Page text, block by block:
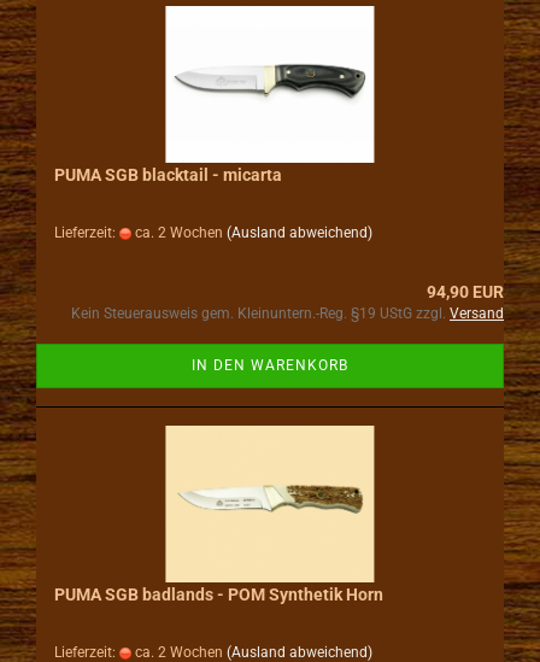
PUMA SGB blacktail - micarta
Lieferzeit: ca. 2 Wochen (Ausland abweichend)
94,90 EUR
Kein Steuerausweis gem. Kleinuntern.-Reg. §19 UStG zzgl. Versand
IN DEN WARENKORB
PUMA SGB badlands - POM Synthetik Horn
Lieferzeit: ca. 2 Wochen (Ausland abweichend)